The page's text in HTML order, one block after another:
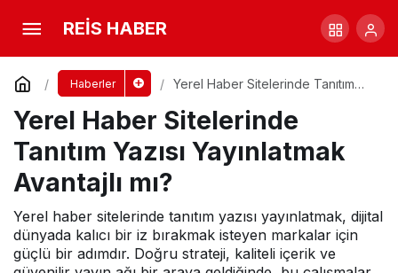
REİS HABER
Haberler
Yerel Haber Sitelerinde Tanıtım
Yerel Haber Sitelerinde
Tanıtım Yazısı Yayınlatmak
Avantajlı mı?
Yerel haber sitelerinde tanıtım yazısı yayınlatmak, dijital
dünyada kalıcı bir iz bırakmak isteyen markalar için
güçlü bir adımdır. Doğru strateji, kaliteli içerik ve
Yerel Haber Sitelerinde Tanıtım Yazısı
Yayınlatmak Avantajlı mı?
Yorum Yap